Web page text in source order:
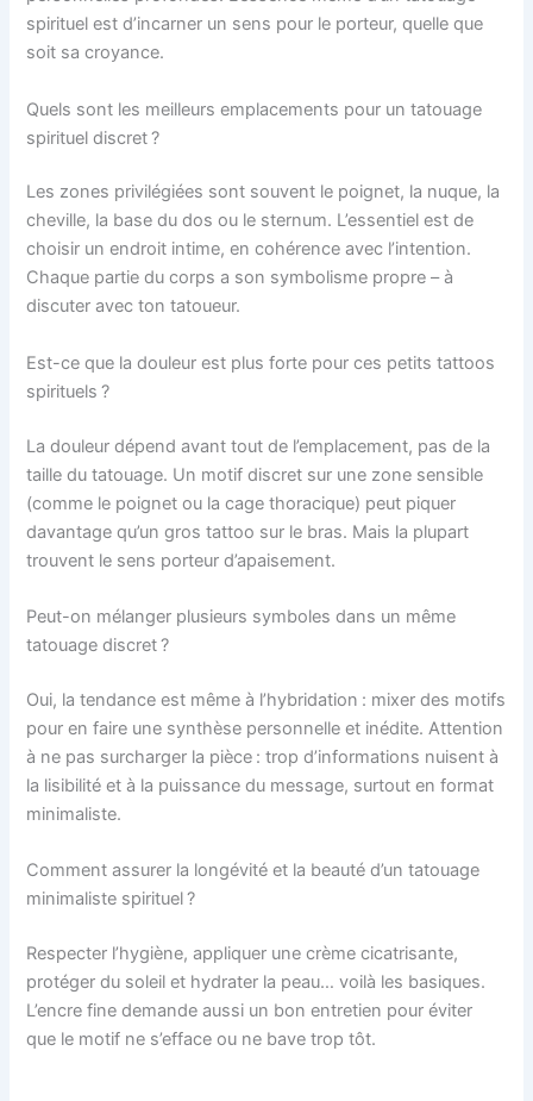
spirituel est d’incarner un sens pour le porteur, quelle que
soit sa croyance.
Quels sont les meilleurs emplacements pour un tatouage
spirituel discret ?
Les zones privilégiées sont souvent le poignet, la nuque, la
cheville, la base du dos ou le sternum. L’essentiel est de
choisir un endroit intime, en cohérence avec l’intention.
Chaque partie du corps a son symbolisme propre – à
discuter avec ton tatoueur.
Est-ce que la douleur est plus forte pour ces petits tattoos
spirituels ?
La douleur dépend avant tout de l’emplacement, pas de la
taille du tatouage. Un motif discret sur une zone sensible
(comme le poignet ou la cage thoracique) peut piquer
davantage qu’un gros tattoo sur le bras. Mais la plupart
trouvent le sens porteur d’apaisement.
Peut-on mélanger plusieurs symboles dans un même
tatouage discret ?
Oui, la tendance est même à l’hybridation : mixer des motifs
pour en faire une synthèse personnelle et inédite. Attention
à ne pas surcharger la pièce : trop d’informations nuisent à
la lisibilité et à la puissance du message, surtout en format
minimaliste.
Comment assurer la longévité et la beauté d’un tatouage
minimaliste spirituel ?
Respecter l’hygiène, appliquer une crème cicatrisante,
protéger du soleil et hydrater la peau… voilà les basiques.
L’encre fine demande aussi un bon entretien pour éviter
que le motif ne s’efface ou ne bave trop tôt.